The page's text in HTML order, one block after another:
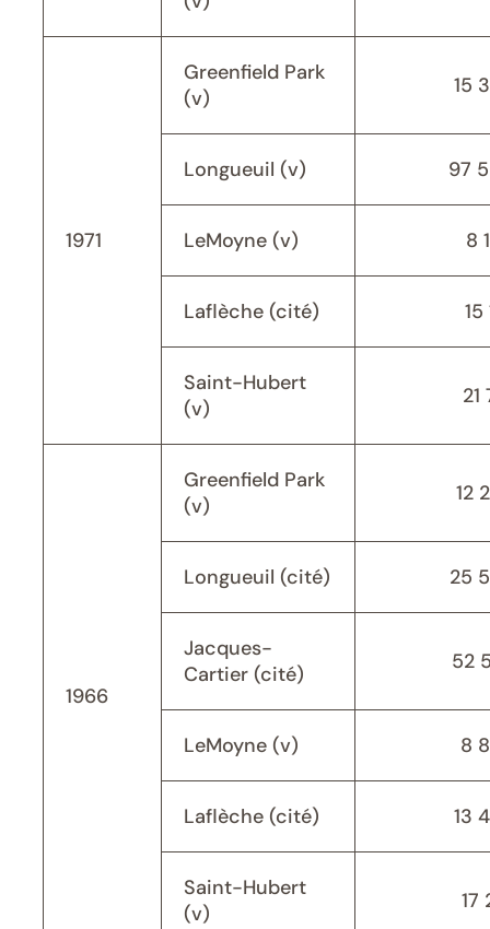
1971
Greenfield Park
(v)
15
Longueuil (v) 97
LeMoyne (v) 8
Laflèche (cité) 15
Saint-Hubert
(v)
21
1966
Greenfield Park
(v)
12
Longueuil (cité) 25
Jacques-
Cartier (cité)
52
LeMoyne (v) 8
Laflèche (cité) 13
Saint-Hubert
(v)
17